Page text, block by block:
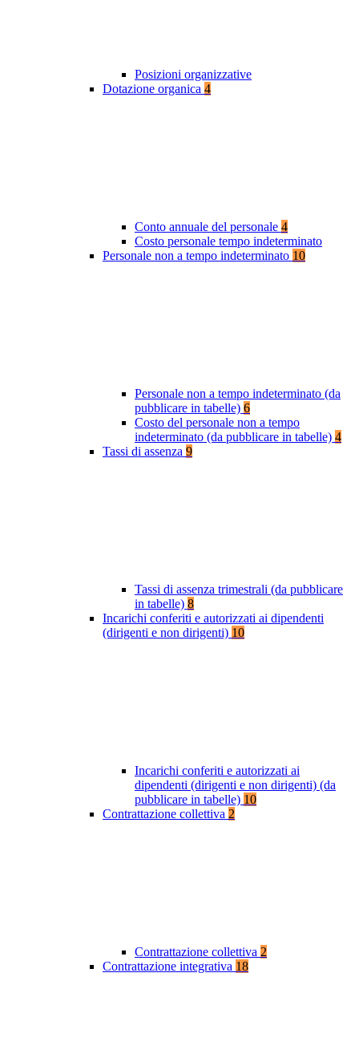
Posizioni organizzative
Dotazione organica 4
Conto annuale del personale 4
Costo personale tempo indeterminato
Personale non a tempo indeterminato 10
Personale non a tempo indeterminato (da
pubblicare in tabelle) 6
Costo del personale non a tempo
indeterminato (da pubblicare in tabelle) 4
Tassi di assenza 9
Tassi di assenza trimestrali (da pubblicare
in tabelle) 8
Incarichi conferiti e autorizzati ai dipendenti
(dirigenti e non dirigenti) 10
Incarichi conferiti e autorizzati ai
dipendenti (dirigenti e non dirigenti) (da
pubblicare in tabelle) 10
Contrattazione collettiva 2
Contrattazione collettiva 2
Contrattazione integrativa 18